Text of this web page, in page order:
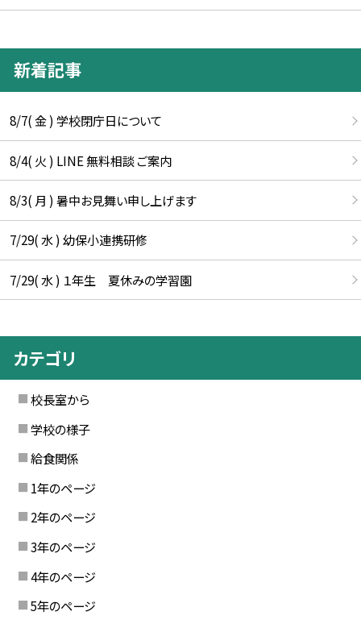
新着記事
8/7( 金 ) 学校閉庁日について
8/4( 火 ) LINE 無料相談 ご案内
8/3( 月 ) 暑中お見舞い申し上げます
7/29( 水 ) 幼保小連携研修
7/29( 水 ) １年生 夏休みの学習園
カテゴリ
校長室から
学校の様子
給食関係
1年のページ
2年のページ
3年のページ
4年のページ
5年のページ